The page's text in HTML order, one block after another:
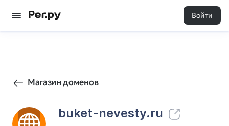
Войти
Магазин доменов
buket-nevesty.ru
0 0